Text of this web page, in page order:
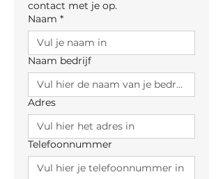
contact met je op.
Naam *
Naam bedrijf
Adres
Telefoonnummer